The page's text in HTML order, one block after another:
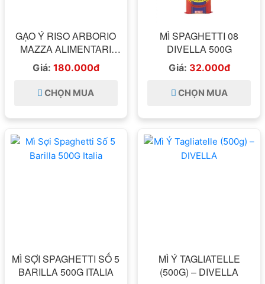
GẠO Ý RISO ARBORIO
MAZZA ALIMENTARI
ITALIA 1KG
Giá: 180.000đ
CHỌN MUA
MÌ SPAGHETTI 08
DIVELLA 500G
Giá: 32.000đ
CHỌN MUA
MÌ SỢI SPAGHETTI SỐ 5
BARILLA 500G ITALIA
MÌ Ý TAGLIATELLE
(500G) – DIVELLA